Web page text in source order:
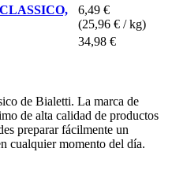
6,49 €
(25,96 € / kg)
34,98 €
de Bialetti. La marca de
de alta calidad de productos
preparar fácilmente un
cualquier momento del día.